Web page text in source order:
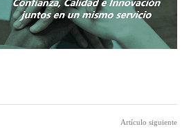
Artículo siguiente